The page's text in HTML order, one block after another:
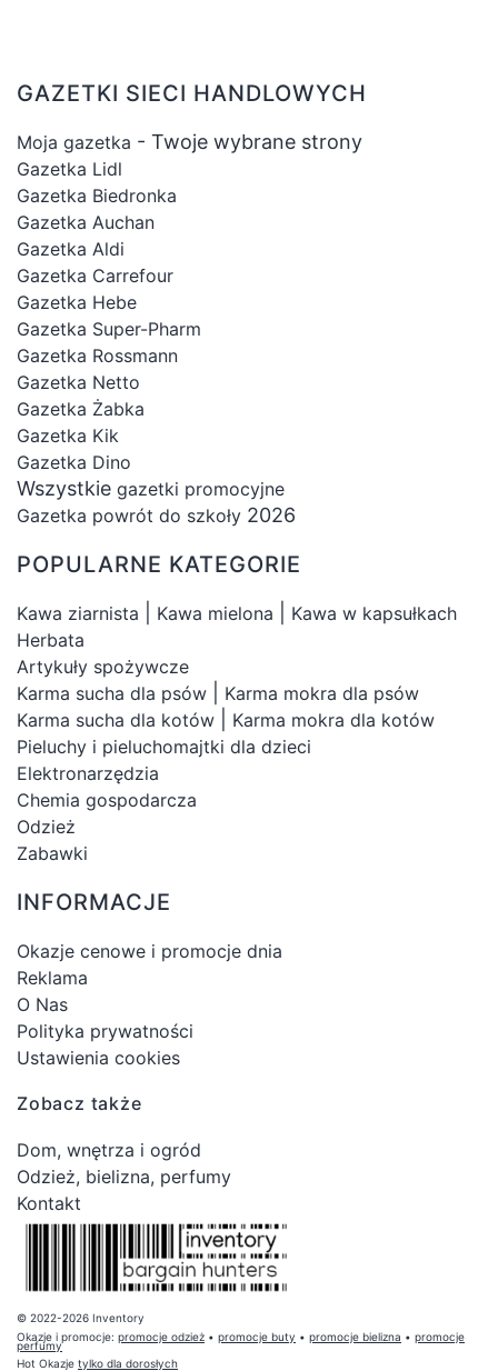
GAZETKI SIECI HANDLOWYCH
Moja gazetka - Twoje wybrane strony
Gazetka Lidl
Gazetka Biedronka
Gazetka Auchan
Gazetka Aldi
Gazetka Carrefour
Gazetka Hebe
Gazetka Super-Pharm
Gazetka Rossmann
Gazetka Netto
Gazetka Żabka
Gazetka Kik
Gazetka Dino
Wszystkie gazetki promocyjne
Gazetka powrót do szkoły 2026
POPULARNE KATEGORIE
Kawa ziarnista Kawa mielona
Kawa w kapsułkach
Herbata
Artykuły spożywcze
Karma sucha dla psów
Karma mokra dla psów
Karma sucha dla kotów
Karma mokra dla kotów
Pieluchy i pieluchomajtki dla dzieci
Elektronarzędzia
Chemia gospodarcza
Odzież
Zabawki
INFORMACJE
Okazje cenowe i promocje dnia
Reklama
O Nas
Polityka prywatności
Ustawienia cookies
Zobacz także
Dom, wnętrza i ogród
Odzież, bielizna, perfumy
Kontakt
© 2022-2026 Inventory
Okazje i promocje: promocje odzież • promocje buty • promocje bielizna • promocje
perfumy
Hot Okazje tylko dla dorosłych